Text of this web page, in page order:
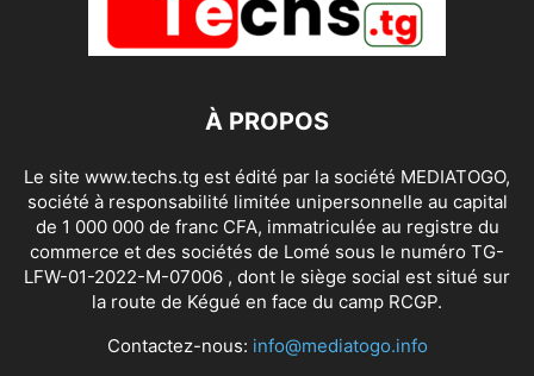
À PROPOS
Le site www.techs.tg est édité par la société MEDIATOGO,
société à responsabilité limitée unipersonnelle au capital
de 1 000 000 de franc CFA, immatriculée au registre du
commerce et des sociétés de Lomé sous le numéro TG-
LFW-01-2022-M-07006 , dont le siège social est situé sur
la route de Kégué en face du camp RCGP.
Contactez-nous: info@mediatogo.info